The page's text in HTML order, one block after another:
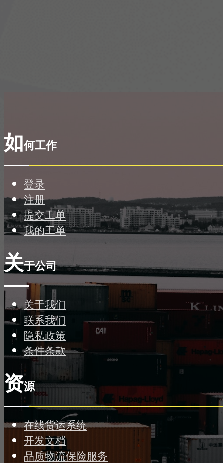
如何工作
登录
注册
提交工单
我的工单
关于公司
关于我们
联系我们
隐私政策
条件条款
资源
在线货运系统
开发文档
品质物流保险服务